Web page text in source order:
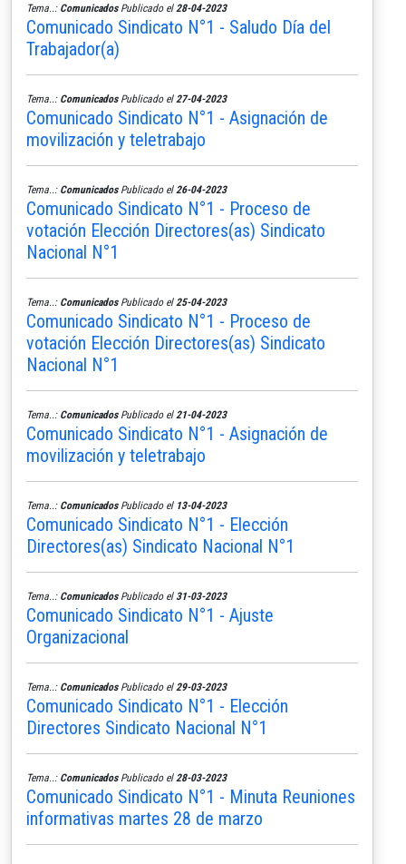
Tema..: ComunicadosPublicado el 28-04-2023
Comunicado Sindicato N°1 - Saludo Día del
Trabajador(a)
Tema..: ComunicadosPublicado el 27-04-2023
Comunicado Sindicato N°1 - Asignación de
movilización y teletrabajo
Tema..: ComunicadosPublicado el 26-04-2023
Comunicado Sindicato N°1 - Proceso de
votación Elección Directores(as) Sindicato
Nacional N°1
Tema..: ComunicadosPublicado el 25-04-2023
Comunicado Sindicato N°1 - Proceso de
votación Elección Directores(as) Sindicato
Nacional N°1
Tema..: ComunicadosPublicado el 21-04-2023
Comunicado Sindicato N°1 - Asignación de
movilización y teletrabajo
Tema..: ComunicadosPublicado el 13-04-2023
Comunicado Sindicato N°1 - Elección
Directores(as) Sindicato Nacional N°1
Tema..: ComunicadosPublicado el 31-03-2023
Comunicado Sindicato N°1 - Ajuste
Organizacional
Tema..: ComunicadosPublicado el 29-03-2023
Comunicado Sindicato N°1 - Elección
Directores Sindicato Nacional N°1
Tema..: ComunicadosPublicado el 28-03-2023
Comunicado Sindicato N°1 - Minuta Reuniones
informativas martes 28 de marzo